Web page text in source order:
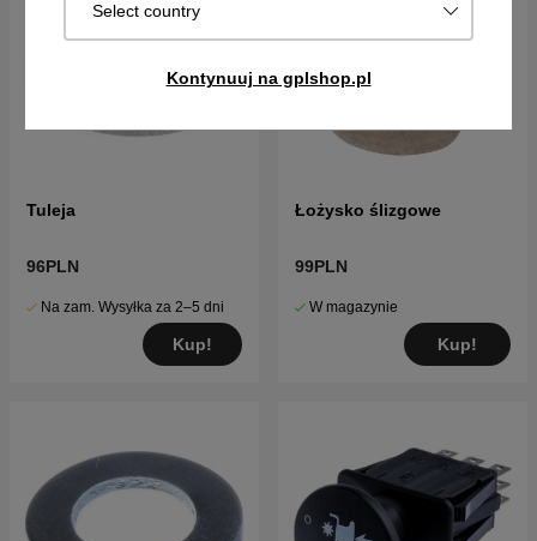
Select country
Kontynuuj na gplshop.pl
Tuleja
96PLN
Na zam. Wysyłka za 2–5 dni
Kup!
Łożysko ślizgowe
99PLN
W magazynie
Kup!